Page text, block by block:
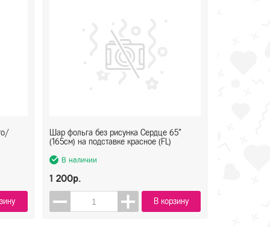
Шар фольга без рисунка Сердце 65"
(165см) на подставке красное (FL)
В наличии
1 200р.
В корзину